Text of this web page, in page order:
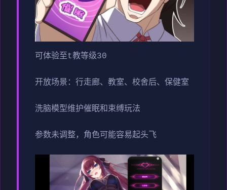
可体验至t教等级30
开放场景：行走廊、教室、校舍后、保健室
洗脑模型维护催眠和束缚玩法
参数未调整，角色可能容易起头飞